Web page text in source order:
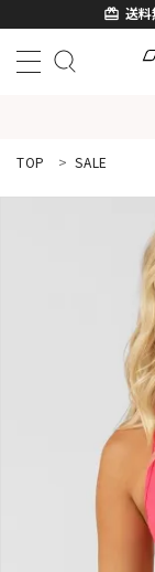
card_giftcard 送料
ACCOUNT
ようこそ ゲスト
アイテムから探す
INFORMATIOM
TOP SALE